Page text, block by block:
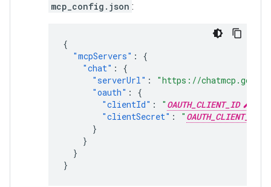
mcp_config.json :
{
"mcpServers" :
{
"chat" :
{
"serverUrl" :
"https://
"oauth" :
{
"clientId" : " OAUTH_CLIENT_ID
"clientSecret" : "
}
}
}
}